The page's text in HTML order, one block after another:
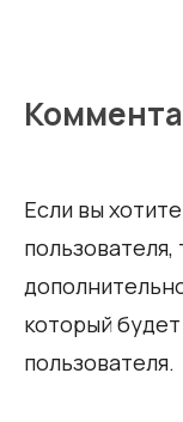
Если вы
который
пользователя.